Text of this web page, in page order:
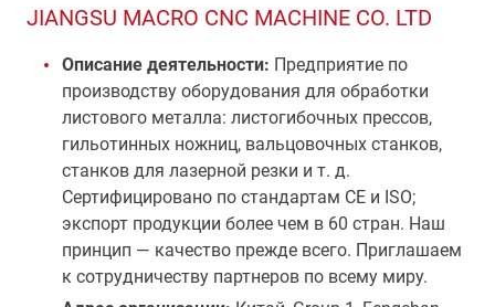
JIANGSU MACRO CNC MACHINE CO. LTD
Описание деятельности: Предприятие по
производству оборудования для обработки
листового металла: листогибочных прессов,
гильотинных ножниц, вальцовочных станков,
станков для лазерной резки и т. д.
Сертифицировано по стандартам CE и ISO;
экспорт продукции более чем в 60 стран. Наш
принцип — качество прежде всего. Приглашаем
к сотрудничеству партнеров по всему миру.